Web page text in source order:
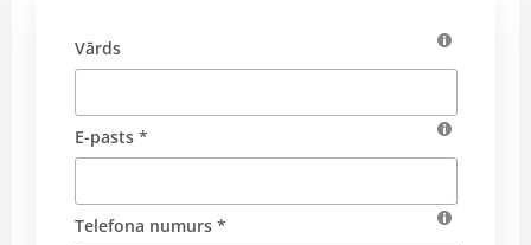
Vārds
E-pasts *
Telefona numurs *